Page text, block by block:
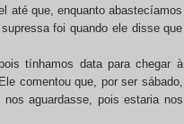
até que, enquanto abastecíamos
foi quando ele disse que
tínhamos data para chegar à
comentou que, por ser sábado,
aguardasse, pois estaria nos